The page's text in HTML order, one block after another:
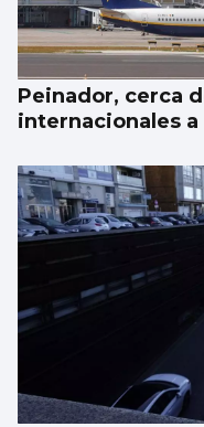
Peinador, cerca
internacionales a